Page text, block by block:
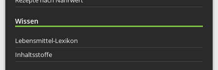
Wissen
Lebensmittel-Lexikon
Inhaltsstoffe